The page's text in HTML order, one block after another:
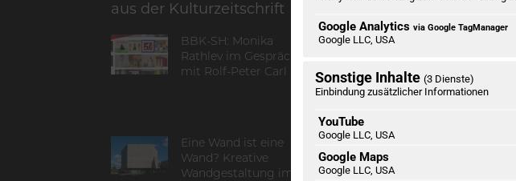
aus der Kulturzeitschrift
BBK-SH: Monika
Rathlev im Gespräch
mit Rolf-Peter Carl
Eine Wand ist eine
Wand? Kreative
Wandgestaltung im
Google Analytics via Google TagManager
Google LLC, USA
Sonstige Inhalte (3 Dienste)
Einbindung zusätzlicher Informationen
YouTube
Google LLC, USA
Google Maps
Google LLC, USA